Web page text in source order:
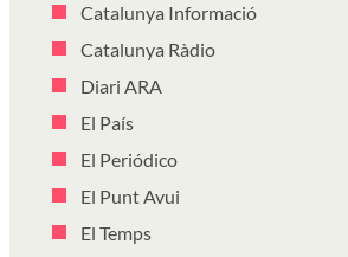
Catalunya Informació
Catalunya Ràdio
Diari ARA
El País
El Periódico
El Punt Avui
El Temps